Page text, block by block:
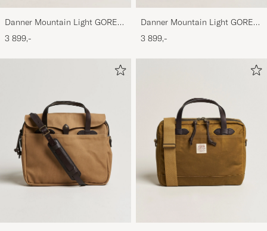
Danner Mountain Light GORE-
TEX Boot Brown
3 899,-
Danner Mountain Light GORE-
TEX Boot Cascade Clovis
3 899,-